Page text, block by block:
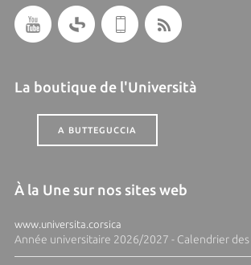
La boutique de l'Università
A BUTTEGUCCIA
À la Une sur nos sites web
www.universita.corsica
Année universitaire 2026/2027 - Calendrier